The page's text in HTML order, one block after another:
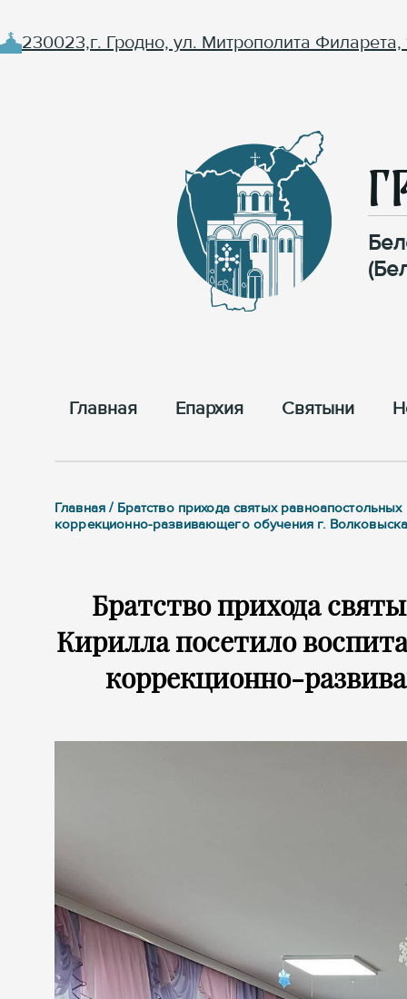
230023,г. Гродно, ул. Митрополита Филарета,
Главная Епархия Cвятыни
Главная / Братство прихода святых
коррекционно-развивающего обучения г.
Братство прихода
Кирилла посетило
коррекционно-